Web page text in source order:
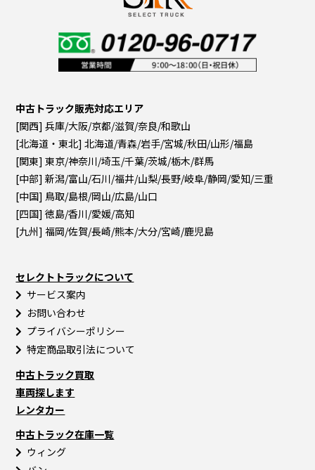
中古トラック販売対応エリア
[関西] 兵庫/大阪/京都/滋賀/奈良/和歌山
[北海道・東北] 北海道/青森/岩手/宮城/秋田/山形/福島
[関東] 東京/神奈川/埼玉/千葉/茨城/栃木/群馬
[中部] 新潟/富山/石川/福井/山梨/長野/岐阜/静岡/愛知/三重
[中国] 鳥取/島根/岡山/広島/山口
[四国] 徳島/香川/愛媛/高知
[九州] 福岡/佐賀/長崎/熊本/大分/宮崎/鹿児島
セレクトトラックについて
サービス案内
お問い合わせ
プライバシーポリシー
特定商品取引法について
中古トラック買取
車両探します
レンタカー
中古トラック在庫一覧
ウィング